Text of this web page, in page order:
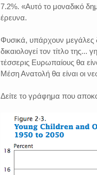
7.2%. «Αυτό το μοναδικό
έρευνα.
Φυσικά, υπάρχουν μεγάλες
δικαιολογεί τον τίτλο
τέσσερις Ευρωπαίους θα
Μέση Ανατολή θα είναι οι
Δείτε το γράφημα που